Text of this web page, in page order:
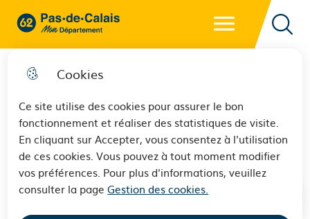
Cookies
Ce site utilise des cookies pour assurer le bon
fonctionnement et réaliser des statistiques de visite.
En cliquant sur Accepter, vous consentez à l'utilisation
de ces cookies. Vous pouvez à tout moment modifier
vos préférences. Pour plus d'informations, veuillez
consulter la pageGestion des cookies.
62 - Pas-de-Calais Mon Département - Retour à l'accueil
Les solutions la nuit